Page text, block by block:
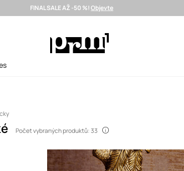
Vybrané prémiové značky >
FINAL SALE AŽ -50 %!Objevte
Počet vybraných produktů: 33